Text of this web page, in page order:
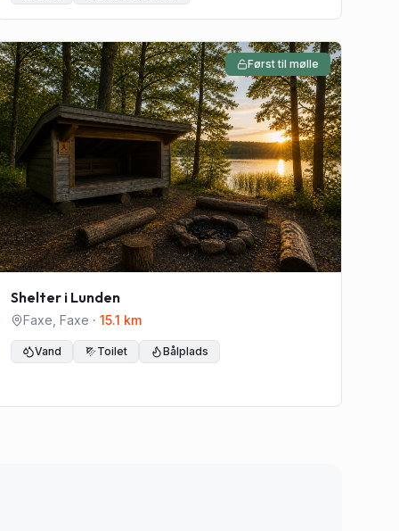
Først til mølle
Shelter i Lunden
Faxe Faxe · 15.1 km
Vand Toilet Bålplads